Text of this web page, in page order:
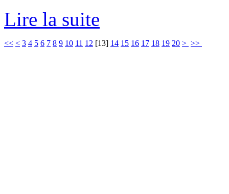
Lire la suite
<< < 3 4 5 6 7 8 9 10 11 12 [13] 14 15 16 17 18 19 20 > >>